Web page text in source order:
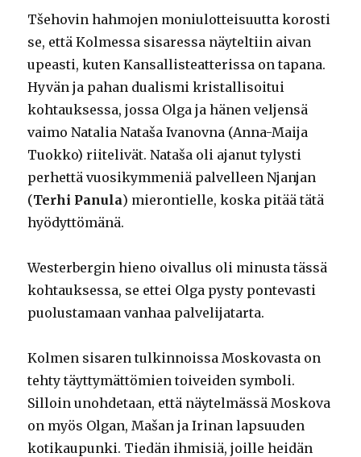
Tšehovin hahmojen moniulotteisuutta korosti
se, että Kolmessa sisaressa näyteltiin aivan
upeasti, kuten Kansallisteatterissa on tapana.
Hyvän ja pahan dualismi kristallisoitui
kohtauksessa, jossa Olga ja hänen veljensä
vaimo Natalia Nataša Ivanovna (Anna-Maija
Tuokko) riitelivät. Nataša oli ajanut tylysti
perhettä vuosikymmeniä palvelleen Njanjan
(Terhi Panula) mierontielle, koska pitää tätä
hyödyttömänä.
Westerbergin hieno oivallus oli minusta tässä
kohtauksessa, se ettei Olga pysty pontevasti
puolustamaan vanhaa palvelijatarta.
Kolmen sisaren tulkinnoissa Moskovasta on
tehty täyttymättömien toiveiden symboli.
Silloin unohdetaan, että näytelmässä Moskova
on myös Olgan, Mašan ja Irinan lapsuuden
kotikaupunki. Tiedän ihmisiä, joille heidän